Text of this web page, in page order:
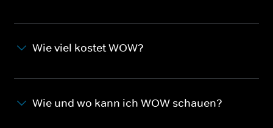
Wie viel kostet WOW?
Wie und wo kann ich WOW schauen?